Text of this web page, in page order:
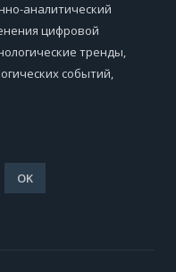
аналитический
цифровой
тренды,
событий,